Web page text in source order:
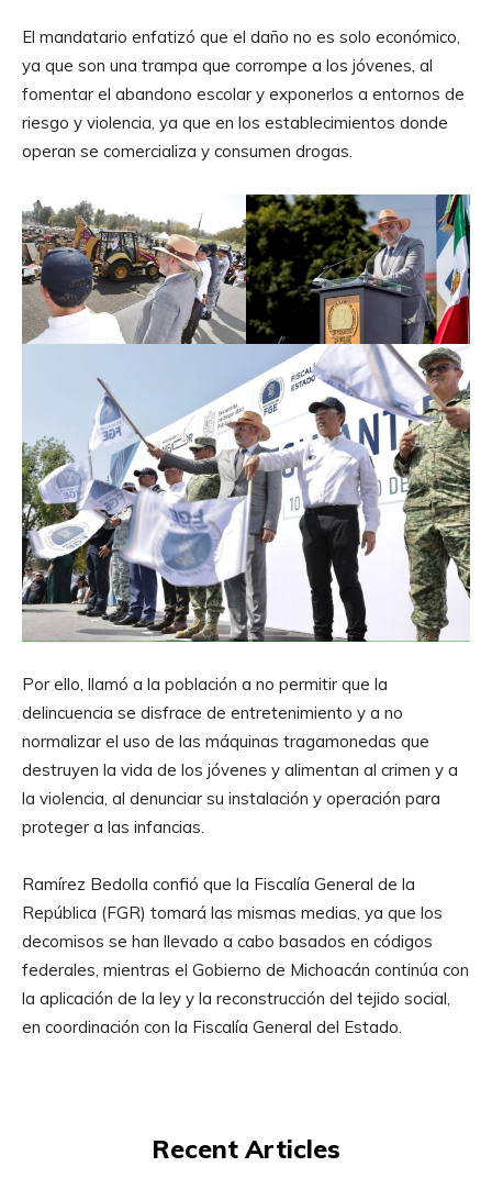
El mandatario enfatizó que el daño no es solo económico,
ya que son una trampa que corrompe a los jóvenes, al
fomentar el abandono escolar y exponerlos a entornos de
riesgo y violencia, ya que en los establecimientos donde
operan se comercializa y consumen drogas.
Por ello, llamó a la población a no permitir que la
delincuencia se disfrace de entretenimiento y a no
normalizar el uso de las máquinas tragamonedas que
destruyen la vida de los jóvenes y alimentan al crimen y a
la violencia, al denunciar su instalación y operación para
proteger a las infancias.
Ramírez Bedolla confió que la Fiscalía General de la
República (FGR) tomará las mismas medias, ya que los
decomisos se han llevado a cabo basados en códigos
federales, mientras el Gobierno de Michoacán continúa con
la aplicación de la ley y la reconstrucción del tejido social,
en coordinación con la Fiscalía General del Estado.
Recent Articles